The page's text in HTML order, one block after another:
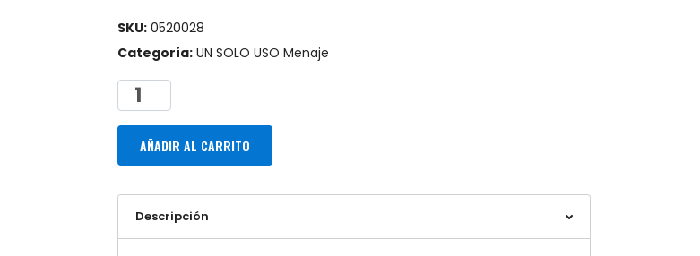
SKU: 0520028
Categoría: UN SOLO USO Menaje
AÑADIR AL CARRITO
Descripción